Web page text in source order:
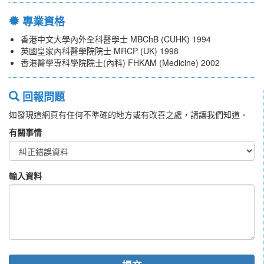
專業資格
香港中文大學內外全科醫學士 MBChB (CUHK) 1994
英國皇家內科醫學院院士 MRCP (UK) 1998
香港醫學專科學院院士(內科) FHKAM (Medicine) 2002
回報問題
如發現這網頁有任何不準確的地方或有改善之處，請讓我們知道。
有關事情
輸入資料